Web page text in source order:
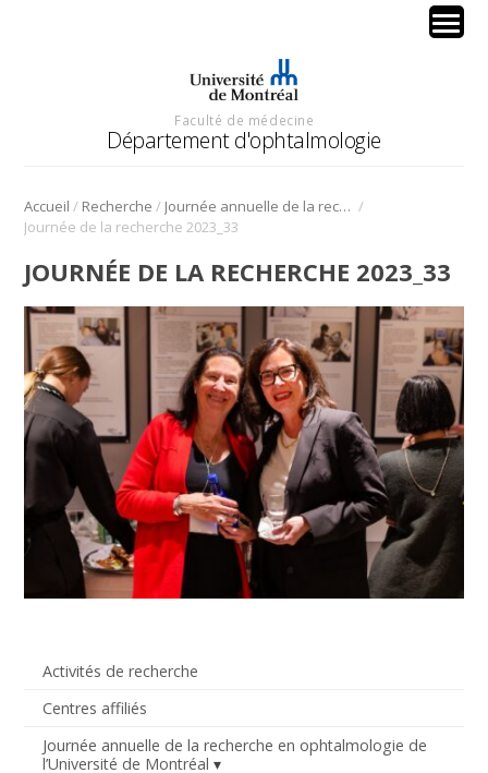
Faculté de médecine
Département d'ophtalmologie
Accueil / Recherche / Journée annuelle de la recherche en ophtalmologie de l’Université de Montréal /
Journée de la recherche 2023_33
Activités de recherche
Centres affiliés
Journée annuelle de la recherche en ophtalmologie de
l’Université de Montréal
JOURNÉE DE LA RECHERCHE 2023_33